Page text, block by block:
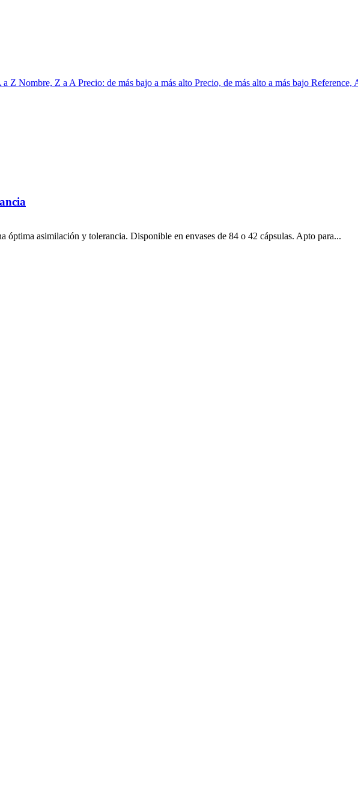
a Z Nombre, Z a A Precio: de más bajo a más alto Precio, de más alto a más bajo Reference,
asimilación y tolerancia. Disponible en envases de 84 o 42 cápsulas. Apto para...